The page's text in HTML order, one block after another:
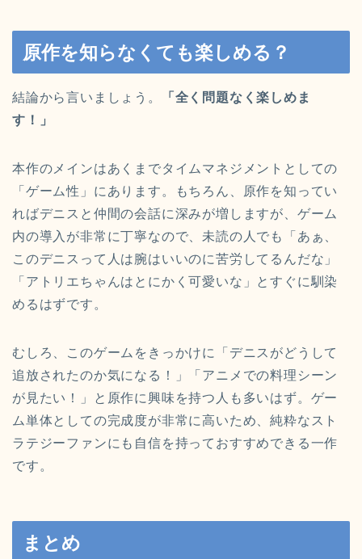
原作を知らなくても楽しめる？
結論から言いましょう。
「全く問題なく楽しめま
す！」
本作のメインはあくまでタイムマネジメントとしての
「ゲーム性」にあります。もちろん、原作を知ってい
ればデニスと仲間の会話に深みが増しますが、ゲーム
内の導入が非常に丁寧なので、未読の人でも「あぁ、
このデニスって人は腕はいいのに苦労してるんだな」
「アトリエちゃんはとにかく可愛いな」とすぐに馴染
めるはずです。
むしろ、このゲームをきっかけに「デニスがどうして
追放されたのか気になる！」「アニメでの料理シーン
が見たい！」と原作に興味を持つ人も多いはず。ゲー
ム単体としての完成度が非常に高いため、純粋なスト
ラテジーファンにも自信を持っておすすめできる一作
です。
まとめ